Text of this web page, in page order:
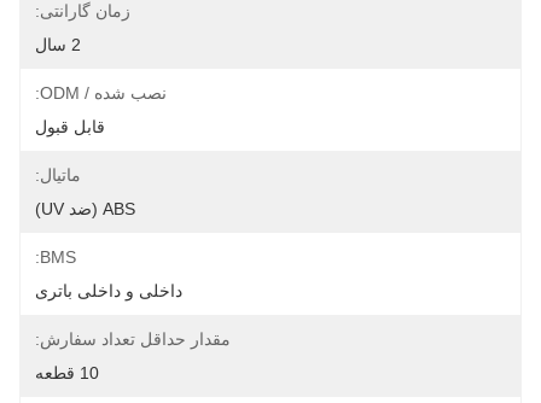
زمان گارانتی:
2 سال
نصب شده / ODM:
قابل قبول
ماتیال:
ABS (ضد UV)
BMS:
داخلی و داخلی باتری
مقدار حداقل تعداد سفارش:
10 قطعه